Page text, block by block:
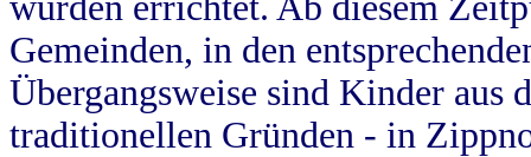
Gemeinden, in den
Übergangsweise sind Kinder aus
traditionellen Gründen - in